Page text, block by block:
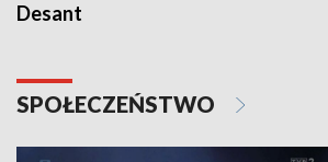
Desant
SPOŁECZEŃSTWO